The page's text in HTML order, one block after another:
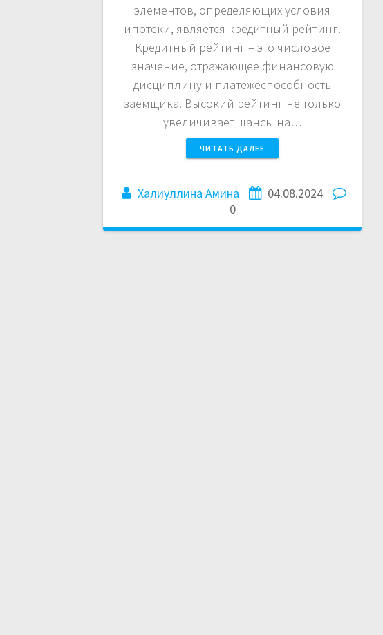
элементов, определяющих условия
ипотеки, является кредитный рейтинг.
Кредитный рейтинг – это числовое
значение, отражающее финансовую
дисциплину и платежеспособность
заемщика. Высокий рейтинг не только
увеличивает шансы на…
ЧИТАТЬ ДАЛЕЕ
Халиуллина Амина
04.08.2024
0